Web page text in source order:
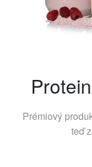
Prémiový
teď